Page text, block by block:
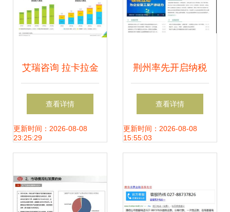
艾瑞咨询 拉卡拉金
科技术创新助推金
融机构数字化转型
查看详情
更新时间：2026-08-08
23:25:29
荆州率先开启纳税
信用“贷购咨”新模
式，数字金融赋能
查看详情
更新时间：2026-08-08
15:55:03